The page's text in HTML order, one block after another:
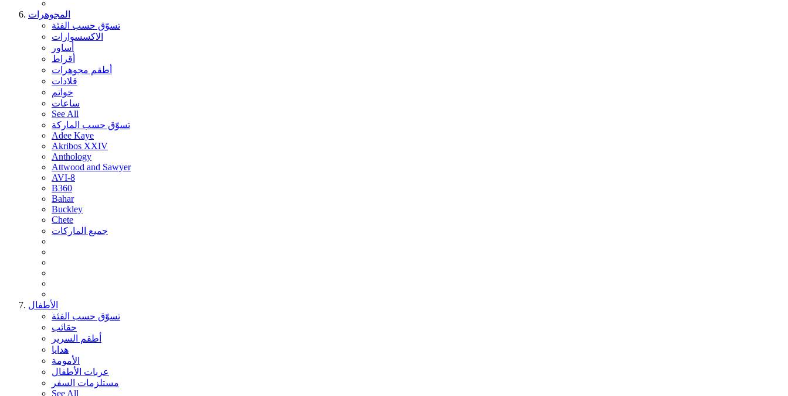
المجوهرات
تسوّق حسب الفئة
الاكسسوارات
أساور
أقراط
أطقم مجوهرات
قلادات
خواتم
ساعات
See All
تسوّق حسب الماركة
Adee Kaye
Akribos XXIV
Anthology
Attwood and Sawyer
AVI-8
B360
Bahar
Buckley
Chete
جميع الماركات
الأطفال
تسوّق حسب الفئة
حقائب
أطقم السرير
هدايا
الأمومة
عربات الأطفال
مستلزمات السفر
See All